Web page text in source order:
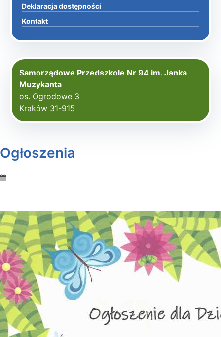
Deklaracja dostępności
Kontakt
Samorządowe Przedszkole Nr 94 im. Janka
Muzykanta
os. Ogrodowe 3
Kraków 31-915
Ogłoszenia